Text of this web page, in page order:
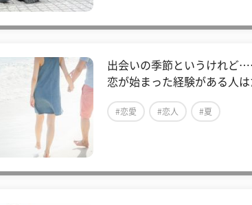
出会いの季節というけれど
恋が始まった経験がある人は
#恋愛 #恋人 #夏